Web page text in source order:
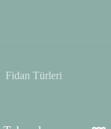
Fidan Türleri